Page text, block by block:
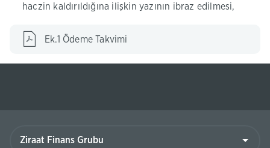
haczin kaldırıldığına ilişkin yazının ibraz edilmesi,
Ek.1 Ödeme Takvimi​​​
yeni
Grubu